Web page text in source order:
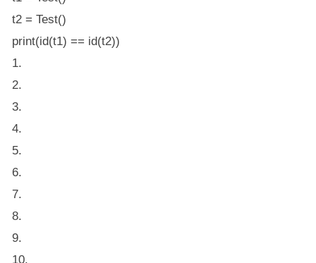
t2 = Test()
print(id(t1) == id(t2))
1.
2.
3.
4.
5.
6.
7.
8.
9.
10.